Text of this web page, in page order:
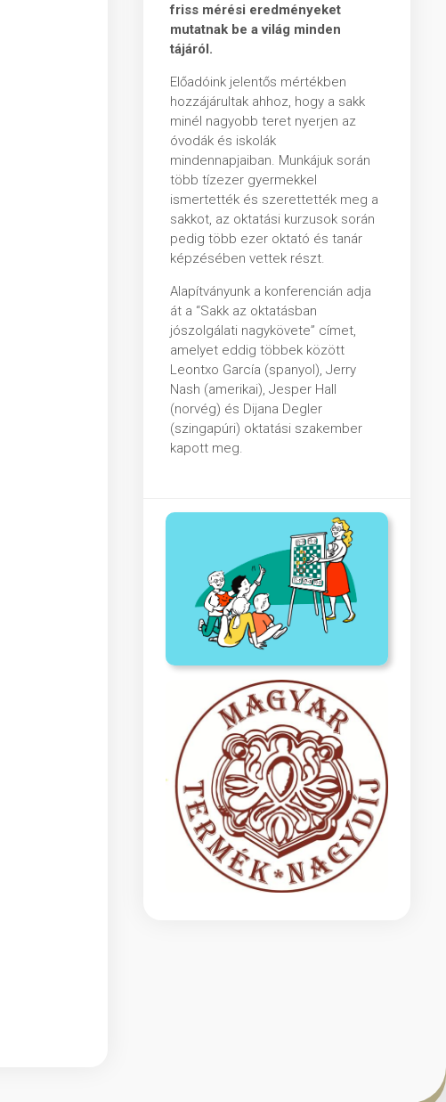
friss mérési eredményeket
mutatnak be a világ minden
tájáról.
Előadóink jelentős mértékben
hozzájárultak ahhoz, hogy a sakk
minél nagyobb teret nyerjen az
óvodák és iskolák
mindennapjaiban. Munkájuk során
több tízezer gyermekkel
ismertették és szerettették meg a
sakkot, az oktatási kurzusok során
pedig több ezer oktató és tanár
képzésében vettek részt.
Alapítványunk a konferencián adja
át a “Sakk az oktatásban
jószolgálati nagykövete” címet,
amelyet eddig többek között
Leontxo García (spanyol), Jerry
Nash (amerikai), Jesper Hall
(norvég) és Dijana Degler
(szingapúri) oktatási szakember
kapott meg.